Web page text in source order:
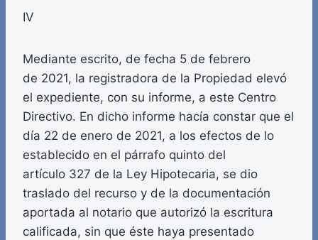
IV
Mediante escrito, de fecha 5 de febrero
de 2021, la registradora de la Propiedad elevó
el expediente, con su informe, a este Centro
Directivo. En dicho informe hacía constar que el
día 22 de enero de 2021, a los efectos de lo
establecido en el párrafo quinto del
artículo 327 de la Ley Hipotecaria, se dio
traslado del recurso y de la documentación
aportada al notario que autorizó la escritura
calificada, sin que éste haya presentado